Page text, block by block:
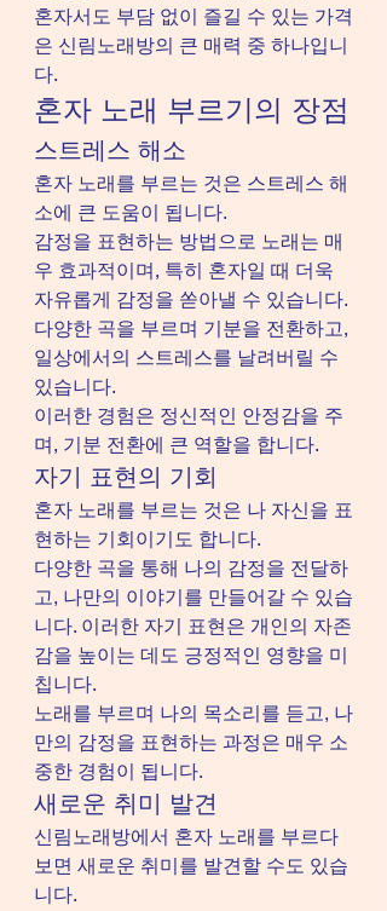
혼자서도 부담 없이 즐길 수 있는 가격
은 신림노래방의 큰 매력 중 하나입니
다.
혼자 노래 부르기의 장점
스트레스 해소
혼자 노래를 부르는 것은 스트레스 해
소에 큰 도움이 됩니다.
감정을 표현하는 방법으로 노래는 매
우 효과적이며, 특히 혼자일 때 더욱
자유롭게 감정을 쏟아낼 수 있습니다.
다양한 곡을 부르며 기분을 전환하고,
일상에서의 스트레스를 날려버릴 수
있습니다.
이러한 경험은 정신적인 안정감을 주
며, 기분 전환에 큰 역할을 합니다.
자기 표현의 기회
혼자 노래를 부르는 것은 나 자신을 표
현하는 기회이기도 합니다.
다양한 곡을 통해 나의 감정을 전달하
고, 나만의 이야기를 만들어갈 수 있습
니다. 이러한 자기 표현은 개인의 자존
감을 높이는 데도 긍정적인 영향을 미
칩니다.
노래를 부르며 나의 목소리를 듣고, 나
만의 감정을 표현하는 과정은 매우 소
중한 경험이 됩니다.
새로운 취미 발견
신림노래방에서 혼자 노래를 부르다
보면 새로운 취미를 발견할 수도 있습
니다.